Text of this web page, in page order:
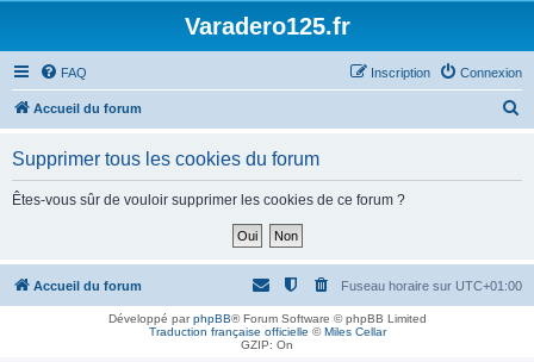
Varadero125.fr
FAQ Connexion
Inscription
Accueil du forum
h
Supprimer tous les cookies du forum
Êtes-vous sûr de vouloir supprimer les cookies de ce forum ?
Accueil du forum Fuseau horaire sur UTC+01:00
Développé parphpBB® Forum Software © phpBB Limited
Traduction française officielle ©Miles Cellar
GZIP: On